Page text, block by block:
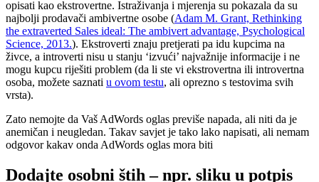
opisati kao ekstrovertne. Istraživanja i mjerenja su pokazala da su
najbolji prodavači ambivertne osobe (Adam M. Grant, Rethinking
the extraverted Sales ideal: The ambivert advantage, Psychological
Science, 2013.). Ekstroverti znaju pretjerati pa idu kupcima na
živce, a introverti nisu u stanju ‘izvući’ najvažnije informacije i ne
mogu kupcu riješiti problem (da li ste vi ekstrovertna ili introvertna
osoba, možete saznati u ovom testu, ali oprezno s testovima svih
vrsta).
Zato nemojte da Vaš AdWords oglas previše napada, ali niti da je
anemičan i neugledan. Takav savjet je tako lako napisati, ali nemam
odgovor kakav onda AdWords oglas mora biti
Dodajte osobni štih – npr. sliku u potpis